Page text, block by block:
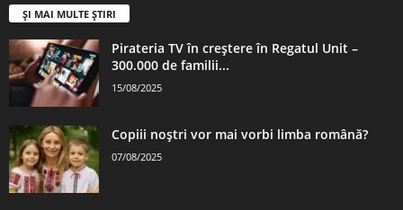
ȘI MAI MULTE ȘTIRI
Pirateria TV în creștere în Regatul Unit –
300.000 de familii...
15/08/2025
Copiii noștri vor mai vorbi limba română?
07/08/2025